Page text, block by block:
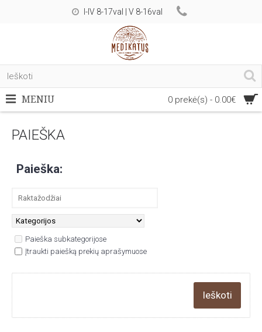
I-IV 8-17val | V 8-16val
0 prekė(s) - 0.00€
MENIU
PAIEŠKA
Paieška:
Paieška subkategorijose
Įtraukti paiešką prekių aprašymuose